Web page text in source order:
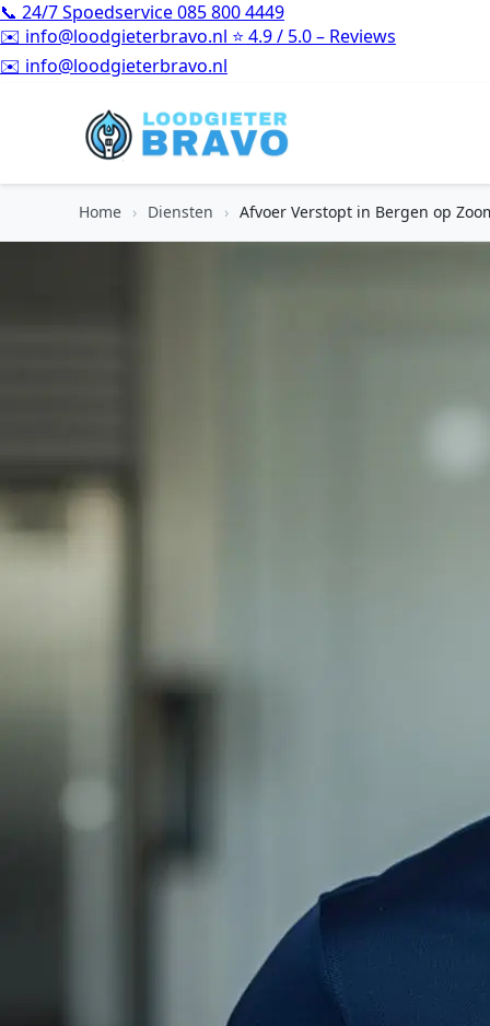
📞 24/7 Spoedservice085 800 4449
✉️ info@loodgieterbravo.nl ⭐ 4.9 / 5.0 – Reviews
⭐4.9 / 5.0 – Reviews
Home › Diensten › Afvoer Verstopt in Bergen op